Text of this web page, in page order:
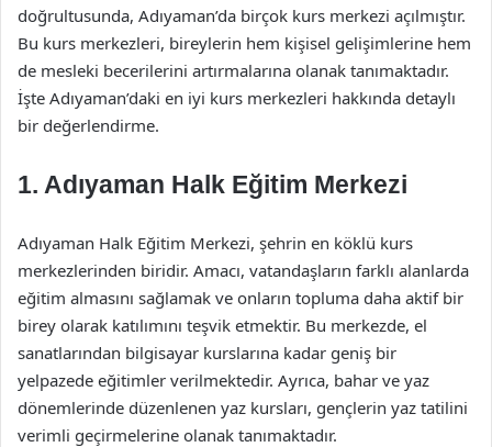
doğrultusunda, Adıyaman’da birçok kurs merkezi açılmıştır.
Bu kurs merkezleri, bireylerin hem kişisel gelişimlerine hem
de mesleki becerilerini artırmalarına olanak tanımaktadır.
İşte Adıyaman’daki en iyi kurs merkezleri hakkında detaylı
bir değerlendirme.
1. Adıyaman Halk Eğitim Merkezi
Adıyaman Halk Eğitim Merkezi, şehrin en köklü kurs
merkezlerinden biridir. Amacı, vatandaşların farklı alanlarda
eğitim almasını sağlamak ve onların topluma daha aktif bir
birey olarak katılımını teşvik etmektir. Bu merkezde, el
sanatlarından bilgisayar kurslarına kadar geniş bir
yelpazede eğitimler verilmektedir. Ayrıca, bahar ve yaz
dönemlerinde düzenlenen yaz kursları, gençlerin yaz tatilini
verimli geçirmelerine olanak tanımaktadır.